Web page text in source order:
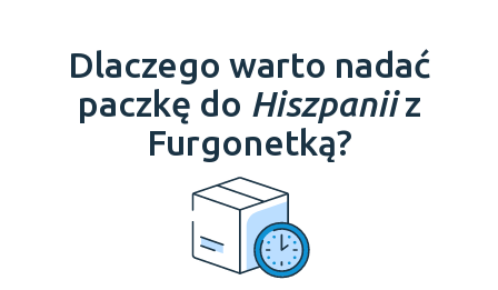
Dlaczego warto nadać
paczkę do Hiszpaniiz
Furgonetką?